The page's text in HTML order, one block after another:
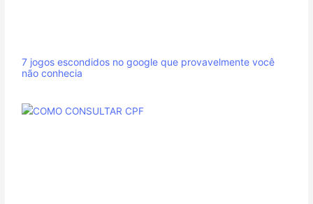
7 jogos escondidos no google que provavelmente você
não conhecia